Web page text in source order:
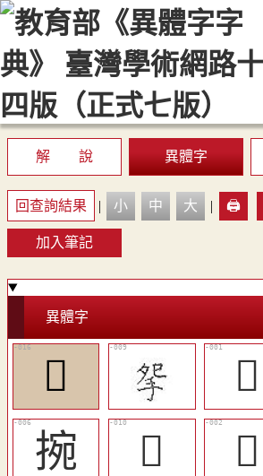
::: 最新消息 常見問題 編輯說明
顯示模式
網站導覽
解 說 異體字
回查詢結果 | 小 中 大 | 🖨️
加入筆記
異體字
󴲛 𢫪
捥
𢮘 𢮗